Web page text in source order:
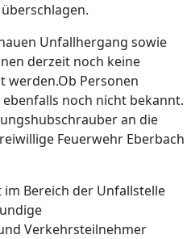
Unfallhergang sowie
derzeit noch keine
werden.Ob Personen
noch nicht bekannt.
an die
Feuerwehr Eberbach
Bereich der Unfallstelle
Verkehrsteilnehmer